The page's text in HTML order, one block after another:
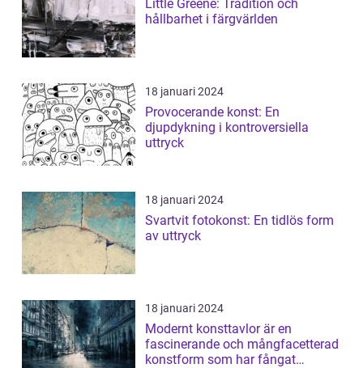
Little Greene: Tradition och
hållbarhet i färgvärlden
18 januari 2024
Provocerande konst: En
djupdykning i kontroversiella
uttryck
18 januari 2024
Svartvit fotokonst: En tidlös form
av uttryck
18 januari 2024
Modernt konsttavlor är en
fascinerande och mångfacetterad
konstform som har fångat